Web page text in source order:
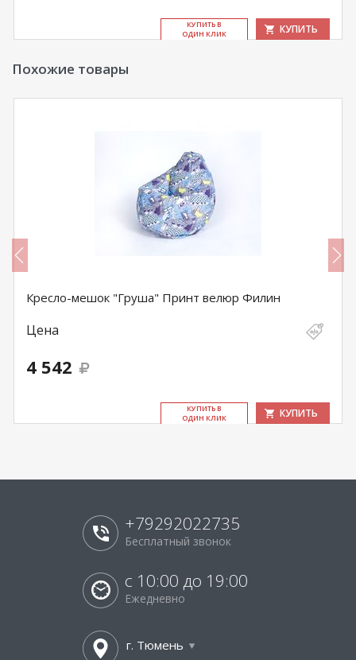
КУ­ПИТЬ В
ОДИН КЛИК
КУПИТЬ
Похожие товары
Кресло-мешок "Груша" Принт велюр Филин
Цена
4 542
КУ­ПИТЬ В
ОДИН КЛИК
КУПИТЬ
+79292022735
Бесплатный звонок
с 10:00 до 19:00
Ежедневно
г. Тюмень